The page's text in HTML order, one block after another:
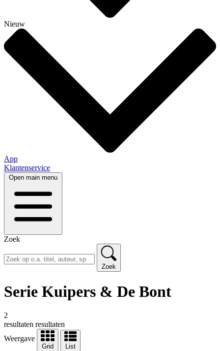
Nieuw
App
Klantenservice
Open main menu
Zoek
Zoek
Serie Kuipers & De Bont
2
resultaten resultaten
Weergave
Grid List